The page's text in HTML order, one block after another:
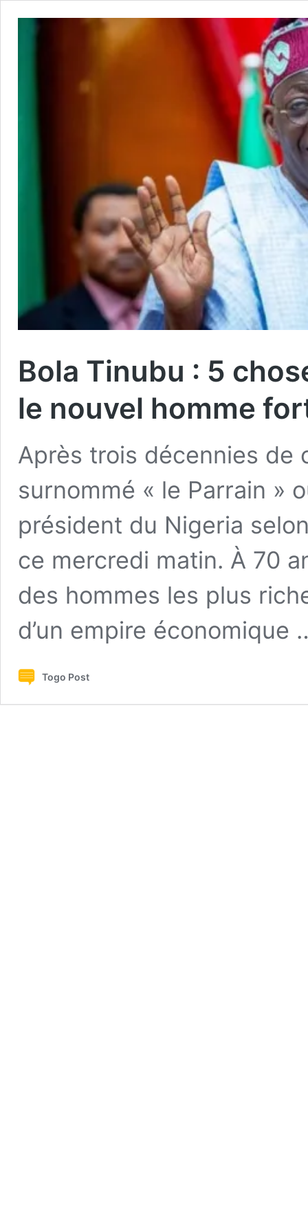
Bola Tinubu : 5
le nouvel homme
Après trois décennies de
surnommé « le Parrain »
président du Nigeria
ce mercredi matin. À 70
des hommes les plus
d’un empire économique
Togo Post